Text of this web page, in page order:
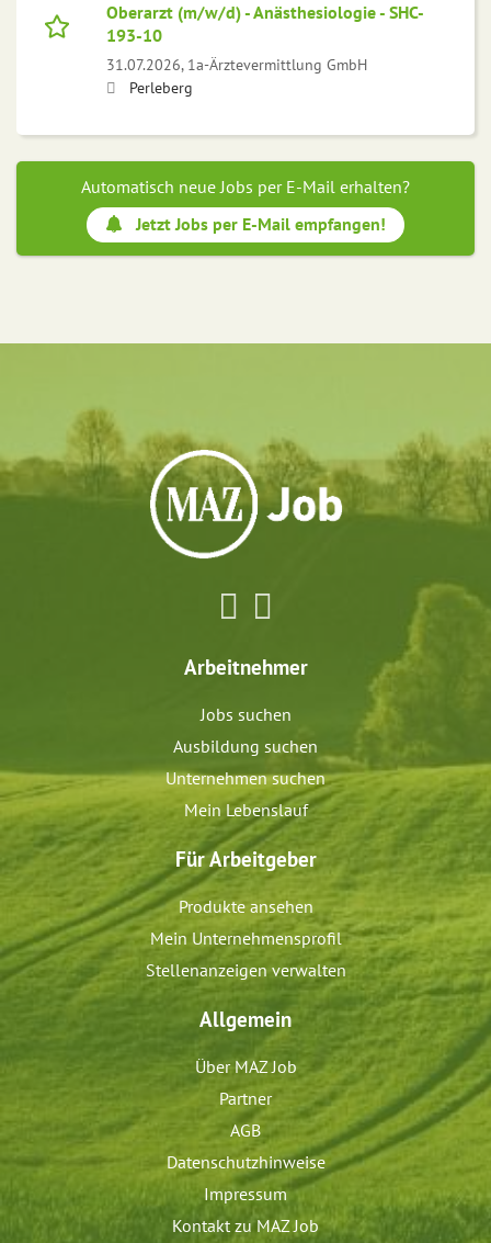
Oberarzt (m/w/d) - Anästhesiologie - SHC-
193-10
31.07.2026, 1a-Ärztevermittlung GmbH
Perleberg
Automatisch neue Jobs per E-Mail erhalten?
Jetzt Jobs per E-Mail empfangen!
Arbeitnehmer
Jobs suchen
Ausbildung suchen
Unternehmen suchen
Mein Lebenslauf
Für Arbeitgeber
Produkte ansehen
Mein Unternehmensprofil
Stellenanzeigen verwalten
Allgemein
Über MAZ Job
Partner
AGB
Datenschutzhinweise
Impressum
Kontakt zu MAZ Job